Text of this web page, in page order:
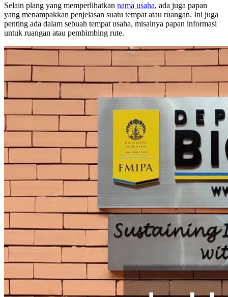
Selain plang yang memperlihatkan nama usaha, ada juga papan
yang menampakkan penjelasan suatu tempat atau ruangan. Ini juga
penting ada dalam sebuah tempat usaha, misalnya papan informasi
untuk ruangan atau pembimbing rute.